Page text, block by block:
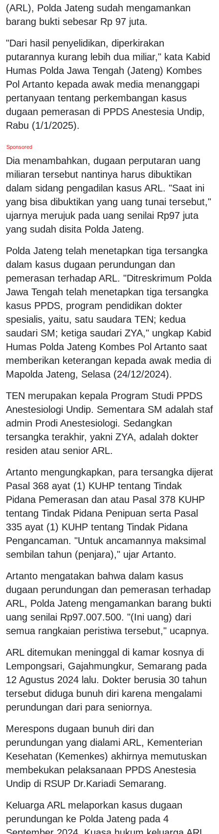
(ARL), Polda Jateng sudah mengamankan
barang bukti sebesar Rp 97 juta.
"Dari hasil penyelidikan, diperkirakan
putarannya kurang lebih dua miliar," kata Kabid
Humas Polda Jawa Tengah (Jateng) Kombes
Pol Artanto kepada awak media menanggapi
pertanyaan tentang perkembangan kasus
dugaan pemerasan di PPDS Anestesia Undip,
Rabu (1/1/2025).
Sponsored
Dia menambahkan, dugaan perputaran uang
miliaran tersebut nantinya harus dibuktikan
dalam sidang pengadilan kasus ARL. "Saat ini
yang bisa dibuktikan yang uang tunai tersebut,"
ujarnya merujuk pada uang senilai Rp97 juta
yang sudah disita Polda Jateng.
Polda Jateng telah menetapkan tiga tersangka
dalam kasus dugaan perundungan dan
pemerasan terhadap ARL. "Ditreskrimum Polda
Jawa Tengah telah menetapkan tiga tersangka
kasus PPDS, program pendidikan dokter
spesialis, yaitu, satu saudara TEN; kedua
saudari SM; ketiga saudari ZYA," ungkap Kabid
Humas Polda Jateng Kombes Pol Artanto saat
memberikan keterangan kepada awak media di
Mapolda Jateng, Selasa (24/12/2024).
TEN merupakan kepala Program Studi PPDS
Anestesiologi Undip. Sementara SM adalah staf
admin Prodi Anestesiologi. Sedangkan
tersangka terakhir, yakni ZYA, adalah dokter
residen atau senior ARL.
Artanto mengungkapkan, para tersangka dijerat
Pasal 368 ayat (1) KUHP tentang Tindak
Pidana Pemerasan dan atau Pasal 378 KUHP
tentang Tindak Pidana Penipuan serta Pasal
335 ayat (1) KUHP tentang Tindak Pidana
Pengancaman. "Untuk ancamannya maksimal
sembilan tahun (penjara)," ujar Artanto.
Artanto mengatakan bahwa dalam kasus
dugaan perundungan dan pemerasan terhadap
ARL, Polda Jateng mengamankan barang bukti
uang senilai Rp97.007.500. "(Ini uang) dari
semua rangkaian peristiwa tersebut," ucapnya.
ARL ditemukan meninggal di kamar kosnya di
Lempongsari, Gajahmungkur, Semarang pada
12 Agustus 2024 lalu. Dokter berusia 30 tahun
tersebut diduga bunuh diri karena mengalami
perundungan dari para seniornya.
Merespons dugaan bunuh diri dan
perundungan yang dialami ARL, Kementerian
Kesehatan (Kemenkes) akhirnya memutuskan
membekukan pelaksanaan PPDS Anestesia
Undip di RSUP Dr.Kariadi Semarang.
Keluarga ARL melaporkan kasus dugaan
perundungan ke Polda Jateng pada 4